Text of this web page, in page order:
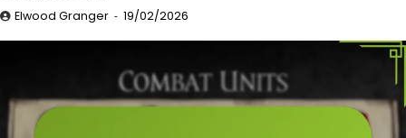
Elwood Granger 19/02/2026